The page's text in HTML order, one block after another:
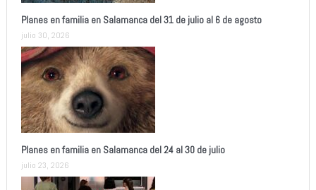
Planes en familia en Salamanca del 31 de julio al 6 de agosto
julio 30, 2026
Planes en familia en Salamanca del 24 al 30 de julio
julio 23, 2026